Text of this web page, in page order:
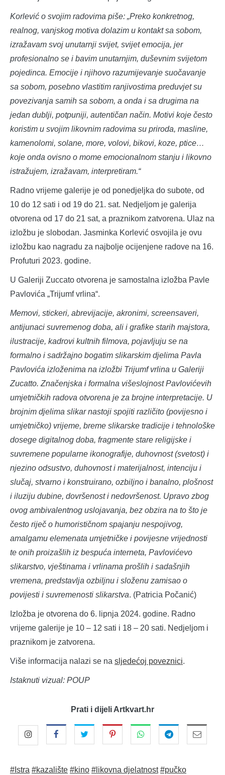
Korlević o svojim radovima piše: „Preko konkretnog,
realnog, vanjskog motiva dolazim u kontakt sa sobom,
izražavam svoj unutarnji svijet, svijet emocija, jer
profesionalno se i bavim unutarnjim, duševnim svijetom
pojedinca. Emocije i njihovo razumijevanje suočavanje
sa sobom, posebno vlastitim ranjivostima preduvjet su
povezivanja samih sa sobom, a onda i sa drugima na
jedan dublji, potpuniji, autentičan način. Motivi koje često
koristim u svojim likovnim radovima su priroda, masline,
kamenolomi, solane, more, volovi, bikovi, koze, ptice…
koje onda ovisno o mome emocionalnom stanju i likovno
istražujem, izražavam, interpretiram.“
Radno vrijeme galerije je od ponedjeljka do subote, od
10 do 12 sati i od 19 do 21. sat. Nedjeljom je galerija
otvorena od 17 do 21 sat, a praznikom zatvorena. Ulaz na
izložbu je slobodan. Jasminka Korlević osvojila je ovu
izložbu kao nagradu za najbolje ocijenjene radove na 16.
Profuturi 2023. godine.
U Galeriji Zuccato otvorena je samostalna izložba Pavle
Pavlovića „Trijumf vrlina“.
Memovi, stickeri, abrevijacije, akronimi, screensaveri,
antijunaci suvremenog doba, ali i grafike starih majstora,
ilustracije, kadrovi kultnih filmova, pojavljuju se na
formalno i sadržajno bogatim slikarskim djelima Pavla
Pavlovića izloženima na izložbi Trijumf vrlina u Galeriji
Zucatto. Značenjska i formalna višeslojnost Pavlovićevih
umjetničkih radova otvorena je za brojne interpretacije. U
brojnim djelima slikar nastoji spojiti različito (povijesno i
umjetničko) vrijeme, breme slikarske tradicije i tehnološke
dosege digitalnog doba, fragmente stare religijske i
suvremene popularne ikonografije, duhovnost (svetost) i
njezino odsustvo, duhovnost i materijalnost, intenciju i
slučaj, stvarno i konstruirano, ozbiljno i banalno, plošnost
i iluziju dubine, dovršenost i nedovršenost. Upravo zbog
ovog ambivalentnog uslojavanja, bez obzira na to što je
često riječ o humorističnom spajanju nespojivog,
amalgamu elemenata umjetničke i povijesne vrijednosti
te onih proizašlih iz bespuća interneta, Pavlovićevo
slikarstvo, vještinama i vrlinama prošlih i sadašnjih
vremena, predstavlja ozbiljnu i složenu zamisao o
povijesti i suvremenosti slikarstva. (Patricia Počanić)
Izložba je otvorena do 6. lipnja 2024. godine. Radno
vrijeme galerije je 10 – 12 sati i 18 – 20 sati. Nedjeljom i
praznikom je zatvorena.
Više informacija nalazi se na sljedećoj poveznici.
Istaknuti vizual: POUP
Prati i dijeli Artkvart.hr
#Istra #kazalište #kino #likovna djelatnost #pučko